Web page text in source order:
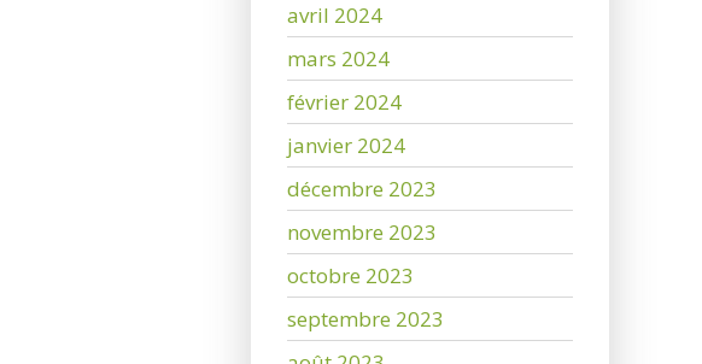
avril 2024
mars 2024
février 2024
janvier 2024
décembre 2023
novembre 2023
octobre 2023
septembre 2023